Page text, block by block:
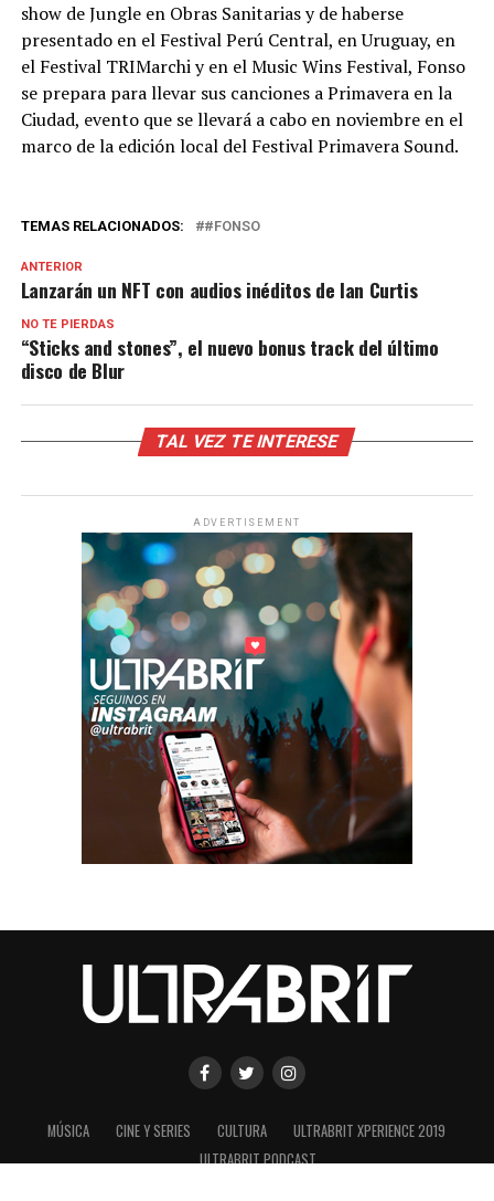
show de Jungle en Obras Sanitarias y de haberse
presentado en el Festival Perú Central, en Uruguay, en
el Festival TRIMarchi y en el Music Wins Festival, Fonso
se prepara para llevar sus canciones a Primavera en la
Ciudad, evento que se llevará a cabo en noviembre en el
marco de la edición local del Festival Primavera Sound.
TEMAS RELACIONADOS: #FONSO
ANTERIOR
Lanzarán un NFT con audios inéditos de Ian Curtis
NO TE PIERDAS
“Sticks and stones”, el nuevo bonus track del último
disco de Blur
TAL VEZ TE INTERESE
ADVERTISEMENT
MÚSICA CINE Y SERIES CULTURA
ULTRABRIT XPERIENCE 2019
ULTRABRIT PODCAST